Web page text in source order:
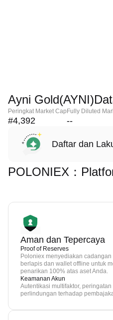
Ayni
Peringkat Market Cap
#4,392
Fully Diluted
--
Daftar dan
POLONIEX：
Aman dan Tepercaya
Proof of Reserves
Poloniex menyediakan
berlapis dan wallet offline untuk
penarikan 100% atas aset Anda.
Keamanan Akun
Autentikasi multifaktor,
perlindungan terhadap